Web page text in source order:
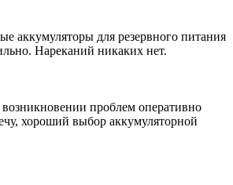
аккумуляторы для резервного питания
Нареканий никаких нет.
проблем оперативно
хороший выбор аккумуляторной